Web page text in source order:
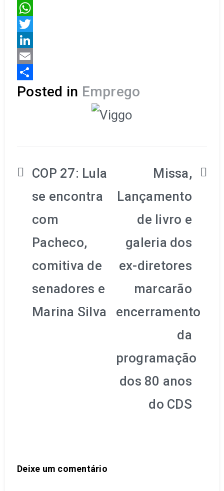
Facebook
WhatsApp
Twitter
LinkedIn
Email
Share
Posted in Emprego
Navegação
de
Post
COP 27: Lula
se encontra
com
Pacheco,
comitiva de
senadores e
Marina Silva
Missa,
Lançamento
de livro e
galeria dos
ex-diretores
marcarão
encerramento
da
programação
dos 80 anos
do CDS
Deixe um comentário